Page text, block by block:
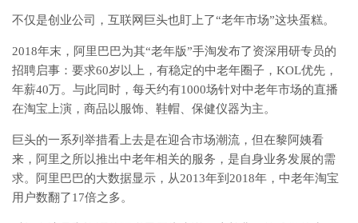
不仅是创业公司，互联网巨头也盯上了“老年市场”这块蛋糕。
2018年末，阿里巴巴为其“老年版”手淘发布了资深用研专员的
招聘启事：要求60岁以上，有稳定的中老年圈子，KOL优先，
年薪40万。与此同时，每天约有1000场针对中老年市场的直播
在淘宝上演，商品以服饰、鞋帽、保健仪器为主。
巨头的一系列举措看上去是在迎合市场潮流，但在黎阿姨看
来，阿里之所以推出中老年相关的服务，是自身业务发展的需
求。阿里巴巴的大数据显示，从2013年到2018年，中老年淘宝
用户数翻了17倍之多。